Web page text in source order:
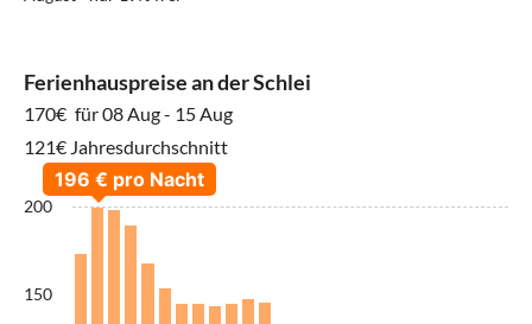
Ferienhauspreise an der Schlei
170€ für 08 Aug - 15 Aug
121€ Jahresdurchschnitt
200
150